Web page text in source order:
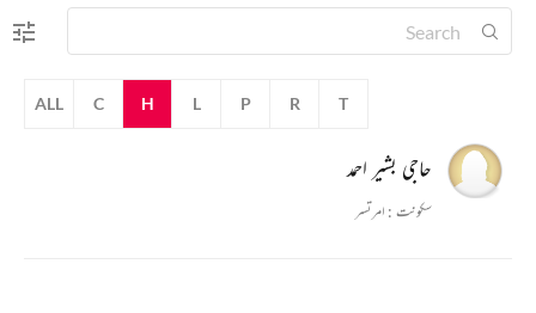
ALL C H L P R T
حاجی بشیر احمد
سکونت : امرتسر